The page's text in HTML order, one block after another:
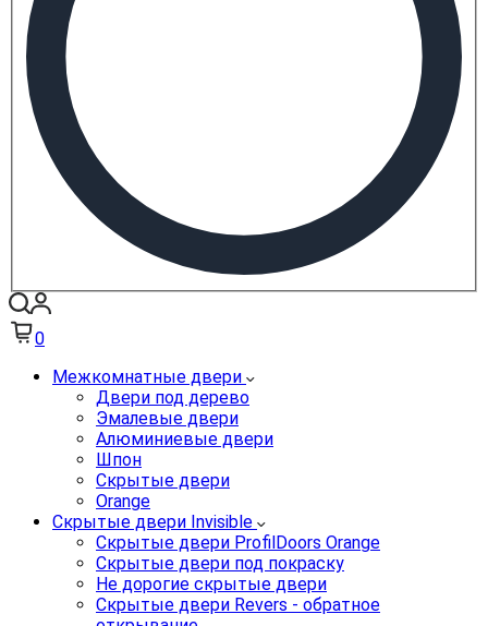
0
Межкомнатные двери
Двери под дерево
Эмалевые двери
Алюминиевые двери
Шпон
Скрытые двери
Orange
Скрытые двери Invisible
Скрытые двери ProfilDoors Orange
Скрытые двери под покраску
Не дорогие скрытые двери
Скрытые двери Revers - обратное